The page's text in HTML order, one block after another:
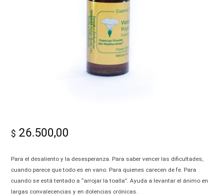
$ 26.500,00
Para el desaliento y la desesperanza. Para saber vencer las dificultades,
cuando parece que todo es en vano. Para quienes carecen de fe. Para
cuando se está tentado a “arrojar la toalla”. Ayuda a levantar el ánimo en
largas convalecencias y en dolencias crónicas.